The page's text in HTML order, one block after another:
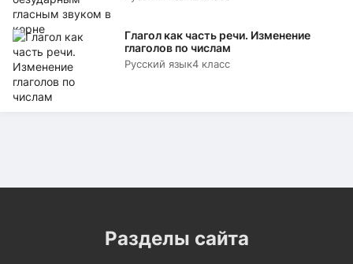
Глагол как часть речи. Изменение
глаголов по числам
Русский язык4 класс
Разделы сайта